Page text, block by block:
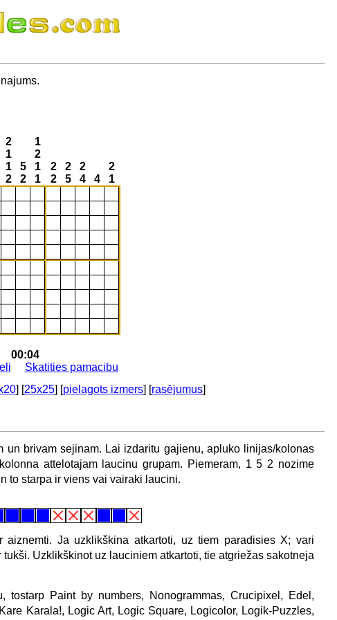
2
1
1
2
5
2
1
2
1
1
2
2
2
5
2
4
4
2
1
00:04
Skatities pamacibu
] [25x25] [pielagots izmers] [rasējumus]
brivam sejinam. Lai izdaritu gajienu, apluko linijas/kolonas
attelotajam laucinu grupam. Piemeram, 1 5 2 nozime
to starpa ir viens vai vairaki laucini.
Ja uzklikškina atkartoti, uz tiem paradisies X; vari
Uzklikškinot uz lauciniem atkartoti, tie atgriežas sakotneja
Paint by numbers, Nonogrammas, Crucipixel, Edel,
Karala!, Logic Art, Logic Square, Logicolor, Logik-Puzzles,